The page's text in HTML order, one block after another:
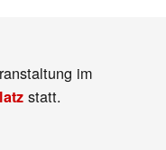
im
statt.